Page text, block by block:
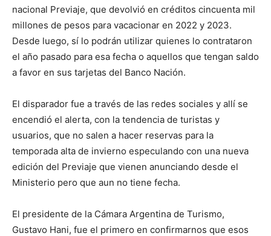
nacional Previaje, que devolvió en créditos cincuenta mil
millones de pesos para vacacionar en 2022 y 2023.
Desde luego, sí lo podrán utilizar quienes lo contrataron
el año pasado para esa fecha o aquellos que tengan saldo
a favor en sus tarjetas del Banco Nación.
El disparador fue a través de las redes sociales y allí se
encendió el alerta, con la tendencia de turistas y
usuarios, que no salen a hacer reservas para la
temporada alta de invierno especulando con una nueva
edición del Previaje que vienen anunciando desde el
Ministerio pero que aun no tiene fecha.
El presidente de la Cámara Argentina de Turismo,
Gustavo Hani, fue el primero en confirmarnos que esos